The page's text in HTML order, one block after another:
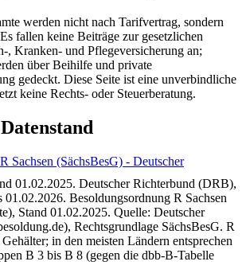
werden nicht nach Tarifvertrag, sondern
fallen keine Beiträge zur gesetzlichen
, Kranken- und Pflegeversicherung an;
über Beihilfe und private
gedeckt. Diese Seite ist eine unverbindliche
keine Rechts- oder Steuerberatung.
Sachsen (SächsBesG) - Deutscher
01.02.2025. Deutscher Richterbund (DRB),
01.02.2026. Besoldungsordnung R Sachsen
Stand 01.02.2025. Quelle: Deutscher
Rechtsgrundlage SächsBesG. R
in den meisten Ländern entsprechen
B 3 bis B 8 (gegen die dbb-B-Tabelle